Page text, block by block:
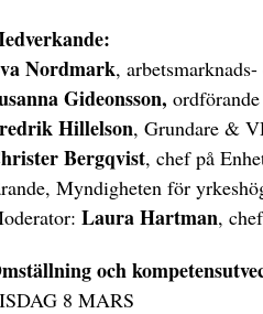
Nordmark,
Gideonsson,
Hillelson, Grundare &
Bergqvist, chef på
Myndigheten för
Laura Hartman,
och
8 MARS